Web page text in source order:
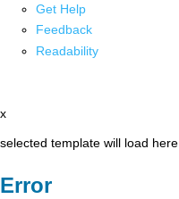
Get Help
Feedback
Readability
x
selected template will load here
Error